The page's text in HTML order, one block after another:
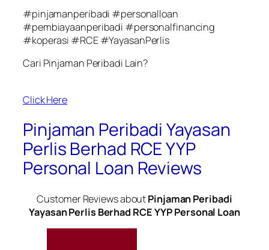
#pinjamanperibadi #personalloan
#pembiayaanperibadi #personalfinancing
#koperasi #RCE #YayasanPerlis
Cari Pinjaman Peribadi Lain?
Click Here
Pinjaman Peribadi Yayasan
Perlis Berhad RCE YYP
Personal Loan Reviews
Customer Reviews aboutPinjaman Peribadi
Yayasan Perlis Berhad RCE YYP Personal Loan